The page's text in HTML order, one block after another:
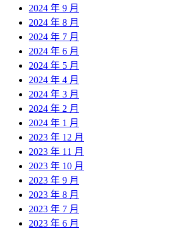
2024 年 9 月
2024 年 8 月
2024 年 7 月
2024 年 6 月
2024 年 5 月
2024 年 4 月
2024 年 3 月
2024 年 2 月
2024 年 1 月
2023 年 12 月
2023 年 11 月
2023 年 10 月
2023 年 9 月
2023 年 8 月
2023 年 7 月
2023 年 6 月